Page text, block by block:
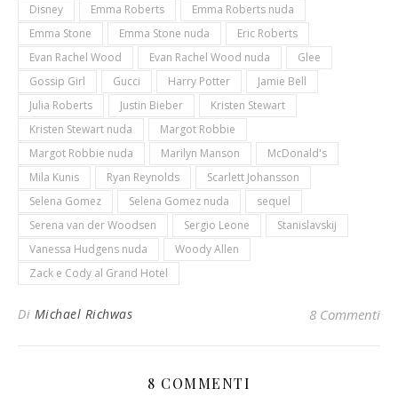
Disney
Emma Roberts
Emma Roberts nuda
Emma Stone
Emma Stone nuda
Eric Roberts
Evan Rachel Wood
Evan Rachel Wood nuda
Glee
Gossip Girl
Gucci Harry Potter
Jamie Bell
Julia Roberts
Justin Bieber
Kristen Stewart
Kristen Stewart nuda
Margot Robbie
Margot Robbie nuda
Marilyn Manson
McDonald's
Mila Kunis
Ryan Reynolds
Scarlett Johansson
Selena Gomez
Selena Gomez nuda
sequel
Serena van der Woodsen
Sergio Leone
Stanislavskij
Vanessa Hudgens nuda
Woody Allen
Zack e Cody al Grand Hotel
Di Michael Richwas 8 Commenti
8 COMMENTI